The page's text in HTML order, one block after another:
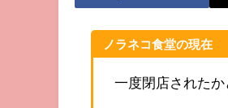
ノラネコ食堂の現在
一度閉店されたか